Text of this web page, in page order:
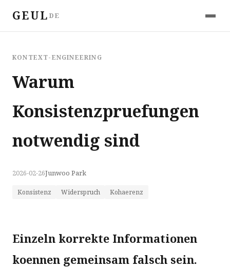
GEUL DE
KONTEXT-ENGINEERING
Warum
Konsistenzpruefungen
notwendig sind
2026-02-26Junwoo Park
Konsistenz Widerspruch Kohaerenz
Einzeln korrekte Informationen
koennen gemeinsam falsch sein.